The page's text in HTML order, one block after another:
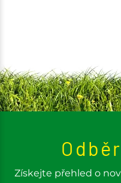
Získejte přehled o